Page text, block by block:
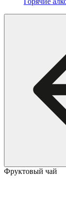
Фруктовый чай